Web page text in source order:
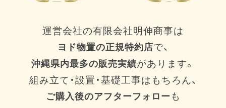
運営会社の有限会社明伸商事は
ヨド物置の正規特約店で、
沖縄県内最多の販売実績があります。
組み立て・設置・基礎工事はもちろん、
ご購入後のアフターフォローも